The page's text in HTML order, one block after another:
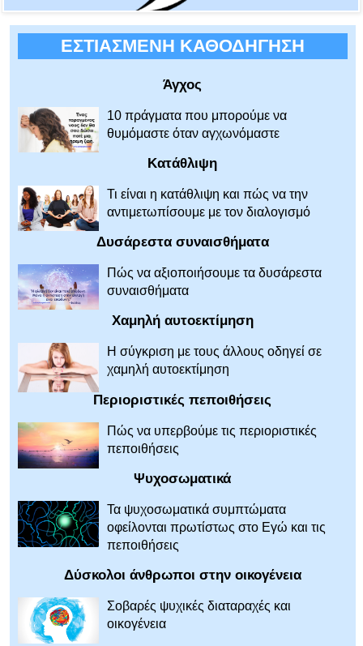
ΕΣΤΙΑΣΜΕΝΗ ΚΑΘΟΔΗΓΗΣΗ
Άγχος
10 πράγματα που μπορούμε να
θυμόμαστε όταν αγχωνόμαστε
Κατάθλιψη
Τι είναι η κατάθλιψη και πώς να την
αντιμετωπίσουμε με τον διαλογισμό
Δυσάρεστα συναισθήματα
Πώς να αξιοποιήσουμε τα δυσάρεστα
συναισθήματα
Χαμηλή αυτοεκτίμηση
Η σύγκριση με τους άλλους οδηγεί σε
χαμηλή αυτοεκτίμηση
Περιοριστικές πεποιθήσεις
Πώς να υπερβούμε τις περιοριστικές
πεποιθήσεις
Ψυχοσωματικά
Τα ψυχοσωματικά συμπτώματα
οφείλονται πρωτίστως στο Εγώ και τις
πεποιθήσεις
Δύσκολοι άνθρωποι στην οικογένεια
Σοβαρές ψυχικές διαταραχές και
οικογένεια